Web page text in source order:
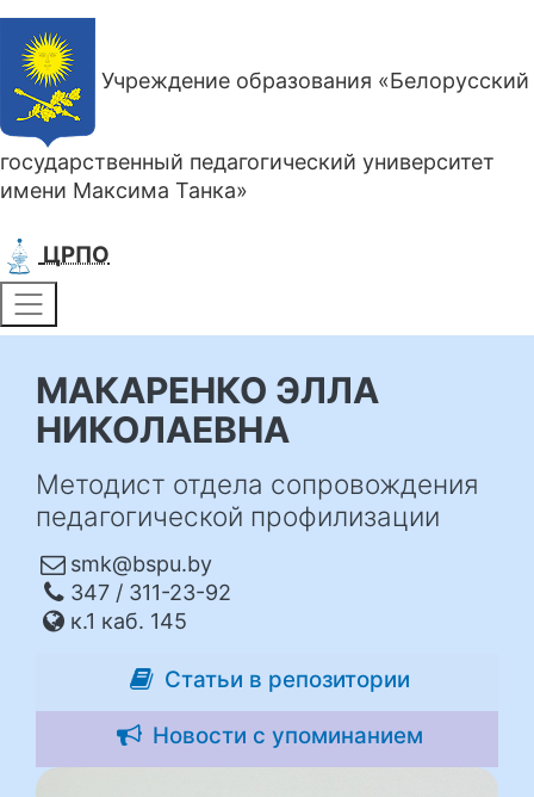
Учреждение образования «Белорусский
государственный педагогический университет
имени Максима Танка»
ЦРПО
МАКАРЕНКО ЭЛЛА
НИКОЛАЕВНА
Методист отдела сопровождения
педагогической профилизации
smk@bspu.by
347 / 311-23-92
к.1 каб. 145
Статьи в репозитории
Новости с упоминанием